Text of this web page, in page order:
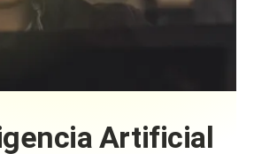
Artificial